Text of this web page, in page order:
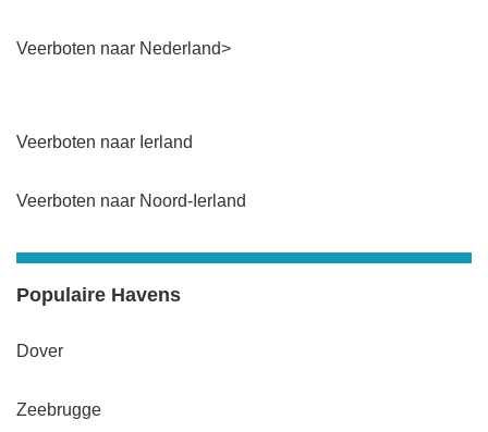
Veerboten naar Nederland>
Veerboten naar Ierland
Veerboten naar Noord-Ierland
Populaire Havens
Dover
Zeebrugge